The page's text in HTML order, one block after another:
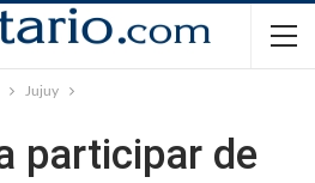
Jujuy
participar de